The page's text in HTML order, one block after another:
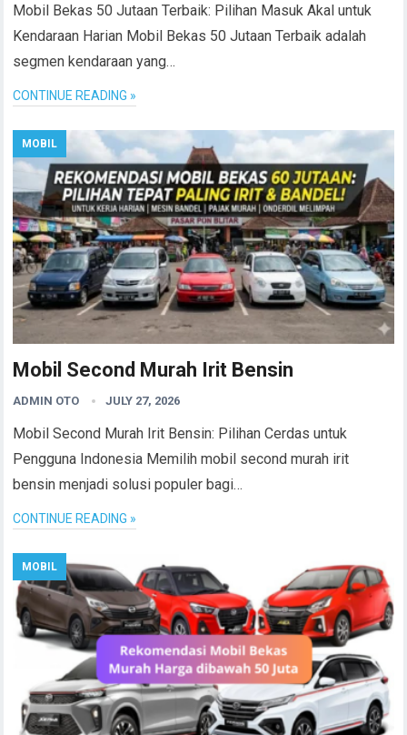
Mobil Bekas 50 Jutaan Terbaik: Pilihan Masuk Akal untuk
Kendaraan Harian Mobil Bekas 50 Jutaan Terbaik adalah
segmen kendaraan yang…
CONTINUE READING »
MOBIL
Mobil Second Murah Irit Bensin
ADMIN OTO JULY 27, 2026
Mobil Second Murah Irit Bensin: Pilihan Cerdas untuk
Pengguna Indonesia Memilih mobil second murah irit
bensin menjadi solusi populer bagi…
CONTINUE READING »
MOBIL